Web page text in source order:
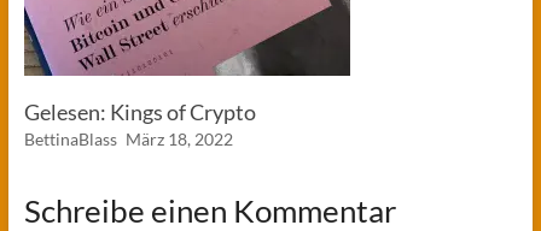
Gelesen: Kings of Crypto
BettinaBlass März 18, 2022
Schreibe einen Kommentar